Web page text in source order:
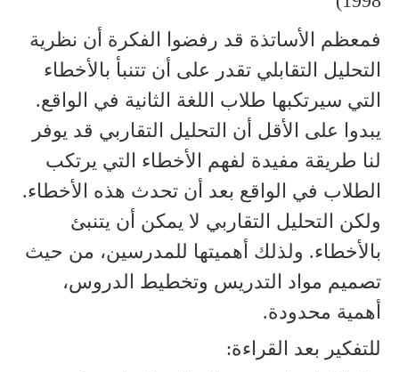
فمعظم الأساتذة قد رفضوا الفكرة أن نظرية
التحليل التقابلي تقدر على أن تتنبأ بالأخطاء
التي سيرتكبها طلاب اللغة الثانية في الواقع.
يبدوا على الأقل أن التحليل التقاربي قد يوفر
لنا طريقة مفيدة لفهم الأخطاء التي يرتكب
الطلاب في الواقع بعد أن تحدث هذه الأخطاء.
ولكن التحليل التقاربي لا يمكن أن يتنبئ
بالأخطاء. ولذلك أهميتها للمدرسين، من حيث
تصميم مواد التدريس وتخطيط الدروس،
أهمية محدودة.
للتفكير بعد القراءة: